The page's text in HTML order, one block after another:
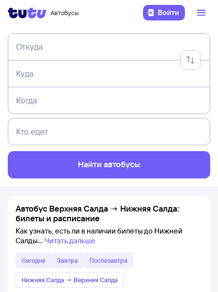
Автобусы Войти
Откуда
Куда
Когда
Кто едет
Найти автобусы
Автобус Верхняя Салда → Нижняя Салда:
билеты и расписание
Как узнать, есть ли в наличии билеты до Нижней
Салды
Читать дальше
Сегодня Завтра Послезавтра
Нижняя Салда → Верхняя Салда